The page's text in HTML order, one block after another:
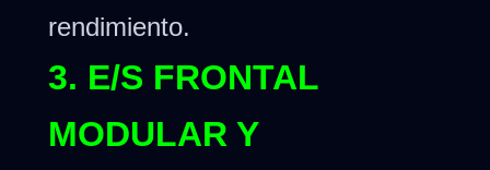
rendimiento.
3. E/S FRONTAL
MODULAR Y